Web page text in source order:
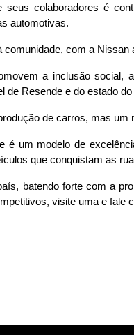
colaboradores é
automotivas.
com a
a inclusão social,
Resende e do estado
de carros, mas
é um modelo de
que conquistam as
batendo forte com a
visite uma e fale